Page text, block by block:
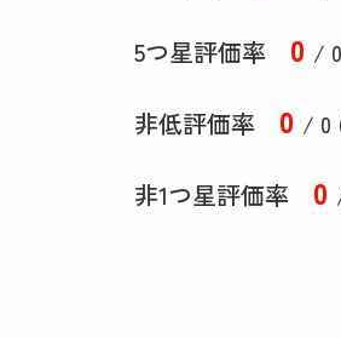
5つ星評価率 0 /
非低評価率 0 / 0
非1つ星評価率 0